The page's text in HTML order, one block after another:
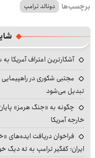
برچسب‌ها دونالد ترامپ
آشکارترین اعتراف آمریکا
مجتبی شکوری در راهپیمایی
تبدیل می‌شود
چگونه به «جنگ هرمز»
خارجه آمریکا
فراخوان دریافت ایده‌های
ایران؛ کفگیر ترامپ به ته دیگ